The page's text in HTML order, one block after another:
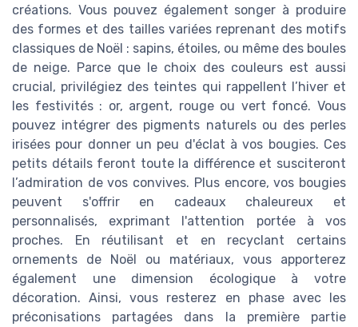
créations. Vous pouvez également songer à produire
des formes et des tailles variées reprenant des motifs
classiques de Noël : sapins, étoiles, ou même des boules
de neige. Parce que le choix des couleurs est aussi
crucial, privilégiez des teintes qui rappellent l’hiver et
les festivités : or, argent, rouge ou vert foncé. Vous
pouvez intégrer des pigments naturels ou des perles
irisées pour donner un peu d'éclat à vos bougies. Ces
petits détails feront toute la différence et susciteront
l’admiration de vos convives. Plus encore, vos bougies
peuvent s'offrir en cadeaux chaleureux et
personnalisés, exprimant l'attention portée à vos
proches. En réutilisant et en recyclant certains
ornements de Noël ou matériaux, vous apporterez
également une dimension écologique à votre
décoration. Ainsi, vous resterez en phase avec les
préconisations partagées dans la première partie